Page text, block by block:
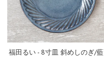
福田るい - 8寸皿 斜めしのぎ/藍